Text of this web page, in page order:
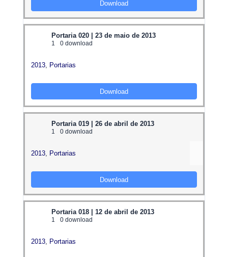
Download
Portaria 020 | 23 de maio de 2013
1 0 download
2013, Portarias
Download
Portaria 019 | 26 de abril de 2013
1 0 download
2013, Portarias
Download
Portaria 018 | 12 de abril de 2013
1 0 download
2013, Portarias